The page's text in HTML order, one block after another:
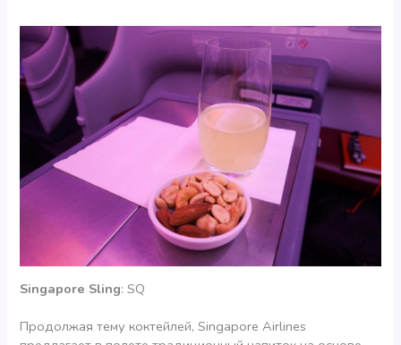
Singapore Sling: SQ
Продолжая тему коктейлей, Singapore Airlines